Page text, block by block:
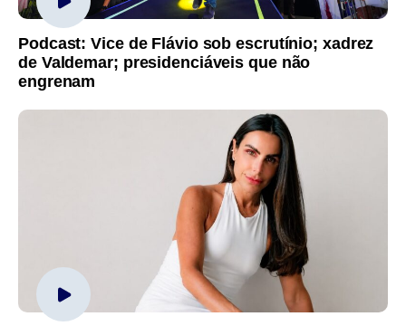
Podcast: Vice de Flávio sob escrutínio; xadrez
de Valdemar; presidenciáveis que não
engrenam